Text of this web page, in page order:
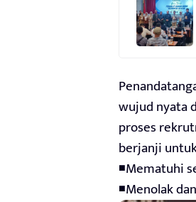
wujud nyata
proses
berjanji
◾Mematuhi
◾Menolak